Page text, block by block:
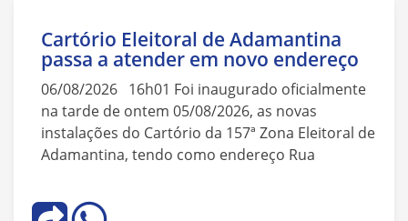
Cartório Eleitoral de Adamantina
passa a atender em novo endereço
06/08/2026 16h01 Foi inaugurado oficialmente
na tarde de ontem 05/08/2026, as novas
instalações do Cartório da 157ª Zona Eleitoral de
Adamantina, tendo como endereço Rua